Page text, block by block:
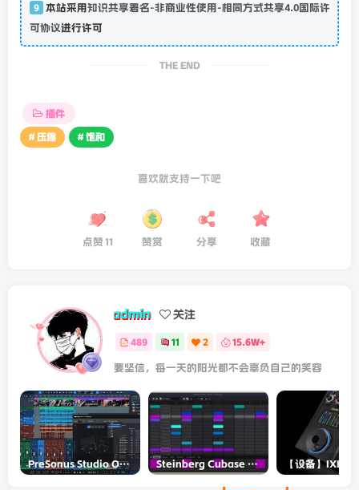
9
本站采用 知识共享署名-非商业性使用-相同方式共享4.0国际许
可协议进行许可
THE END
插件
# 压缩
# 饱和
喜欢就支持一下吧
点赞 11 赞赏 分享 收藏
admin 关注
489 11 2 15.6W+
要坚信，每一天的阳光都不会辜负自己的笑容
PreSonus Studio One Pro 7 v7.0.0 Incl Keygen-R2R Steinberg Cubase Pro 14 v14.0.5-R2R